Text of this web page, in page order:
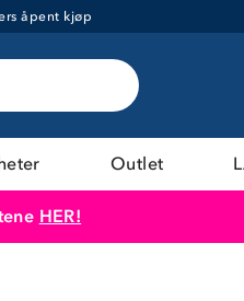
åpent kjøp
Outlet
HER!